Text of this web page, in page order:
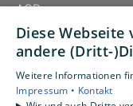
AGB
Unsere Bereiche
Gewerbekunden
Diese Webseite
andere (Dritt-
Weitere Informationen
Impressum • Kontakt